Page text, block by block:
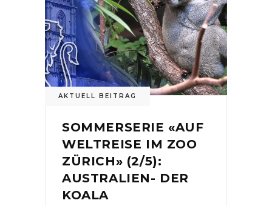
AKTUELL BEITRAG
SOMMERSERIE «AUF
WELTREISE IM ZOO
ZÜRICH» (2/5):
AUSTRALIEN- DER
KOALA